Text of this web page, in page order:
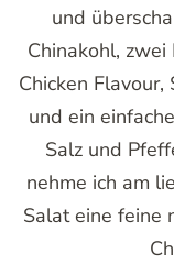
und
Chinakohl,
Chicken
und ein
Salz und
nehme ich am
Salat eine feine